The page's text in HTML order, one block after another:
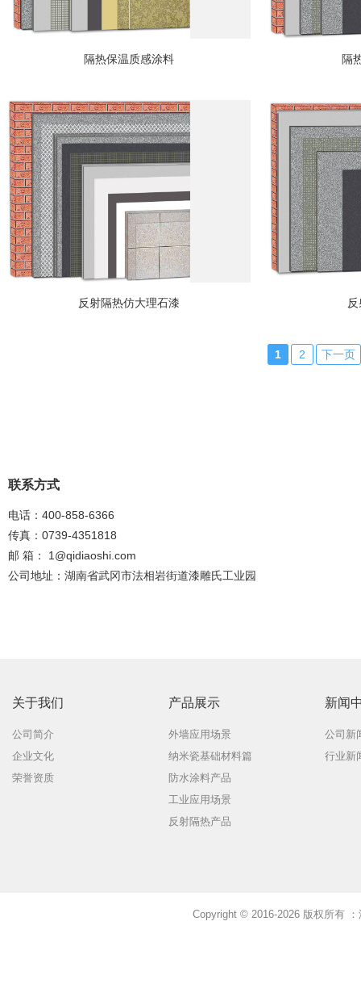
隔热保温质感涂料 隔
反射隔热仿大理石漆
1 2 下一页
联系方式
电话：400-858-6366
传真：0739-4351818
邮 箱： 1@qidiaoshi.com
公司地址：湖南省武冈市法相岩街道漆雕氏工业园
关于我们
公司简介
企业文化
荣誉资质
产品展示
外墙应用场景
纳米瓷基础材料篇
防水涂料产品
工业应用场景
反射隔热产品
新闻
公司新
行业新
Copyright © 2016-2026 版权所有